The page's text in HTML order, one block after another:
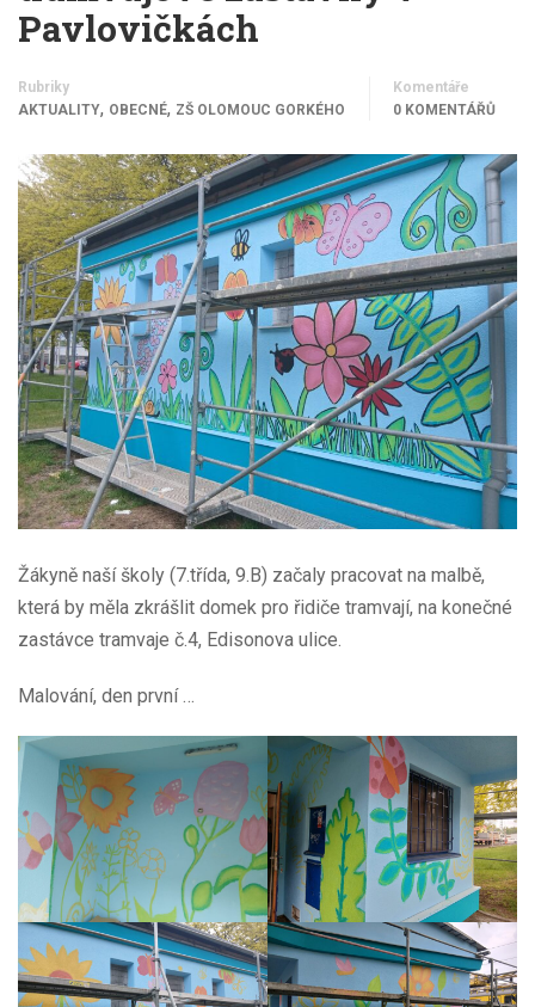
Pavlovičkách
Rubriky
AKTUALITY, OBECNÉ, ZŠ OLOMOUC GORKÉHO
Komentáře
0 KOMENTÁŘŮ
Žákyně naší školy (7.třída, 9.B) začaly pracovat na malbě,
která by měla zkrášlit domek pro řidiče tramvají, na konečné
zastávce tramvaje č.4, Edisonova ulice.
Malování, den první …